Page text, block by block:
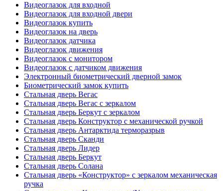
Видеоглазок для входной
Видеоглазок для входной двери
Видеоглазок купить
Видеоглазок на дверь
Видеоглазок датчика
Видеоглазок движения
Видеоглазок с монитором
Видеоглазок с датчиком движения
Электронный биометрический дверной замок
Биометрический замок купить
Стальная дверь Вегас
Стальная дверь Вегас с зеркалом
Стальная дверь Беркут с зеркалом
Стальная дверь Конструктор с механической ручкой
Стальная дверь Антарктида терморазрыв
Стальная дверь Сканди
Стальная дверь Лидер
Стальная дверь Беркут
Стальная дверь Солана
Стальная дверь «Конструктор» с зеркалом механическая
ручка